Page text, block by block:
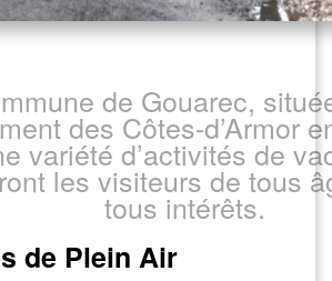
de Gouarec,
des Côtes-d’Armor
variété d’activités de
les visiteurs de tous
tous intérêts.
de Plein Air